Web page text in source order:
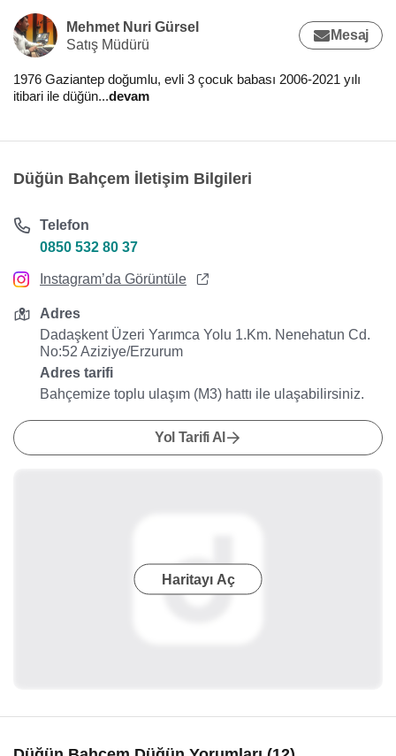
Mehmet Nuri Gürsel
Satış Müdürü
Mesaj
1976 Gaziantep doğumlu, evli 3 çocuk babası 2006-2021 yılı
itibari ile düğün...devam
Düğün Bahçem İletişim Bilgileri
Telefon
0850 532 80 37
Instagram’da Görüntüle
Adres
Dadaşkent Üzeri Yarımca Yolu 1.Km. Nenehatun Cd.
No:52 Aziziye/Erzurum
Adres tarifi
Bahçemize toplu ulaşım (M3) hattı ile ulaşabilirsiniz.
Yol Tarifi Al
Haritayı Aç